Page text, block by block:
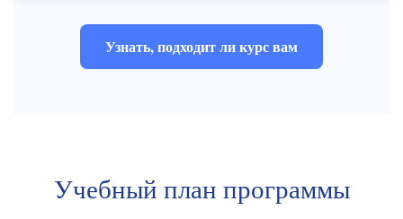
Узнать, подходит ли курс вам
Учебный план программы